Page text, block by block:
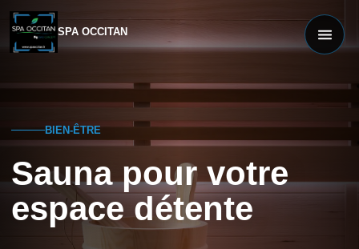
SPA OCCITAN
BIEN-ÊTRE
Sauna pour votre
espace détente